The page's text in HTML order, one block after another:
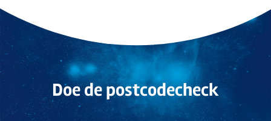
Doe de postcodecheck